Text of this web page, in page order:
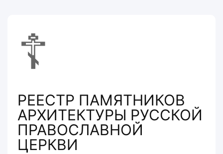
☦
РЕЕСТР ПАМЯТНИКОВ
АРХИТЕКТУРЫ РУССКОЙ
ПРАВОСЛАВНОЙ
ЦЕРКВИ